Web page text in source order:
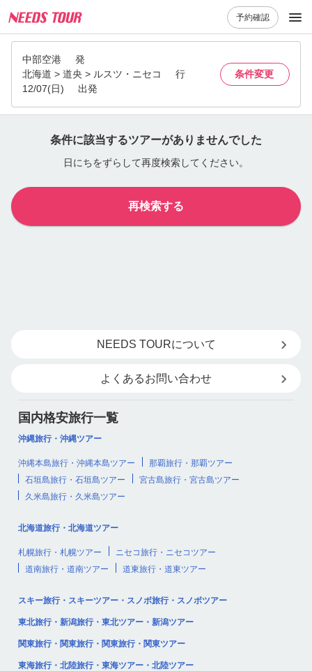
予約確認
中部空港
発
北海道 > 道央 > ルスツ・ニセコ
行
12/07(日)
出発
条件変更
条件に該当するツアーがありませんでした
日にちをずらして再度検索してください。
再検索する
NEEDS TOURについて
よくあるお問い合わせ
国内格安旅行一覧
沖縄旅行・沖縄ツアー
沖縄本島旅行・沖縄本島ツアー
那覇旅行・那覇ツアー
石垣島旅行・石垣島ツアー
宮古島旅行・宮古島ツアー
久米島旅行・久米島ツアー
北海道旅行・北海道ツアー
札幌旅行・札幌ツアー
ニセコ旅行・ニセコツアー
道南旅行・道南ツアー
道東旅行・道東ツアー
スキー旅行・スキーツアー・スノボ旅行・スノボツアー
東北旅行・新潟旅行・東北ツアー・新潟ツアー
関東旅行・関東旅行・関東旅行・関東ツアー
東海旅行・北陸旅行・東海ツアー・北陸ツアー